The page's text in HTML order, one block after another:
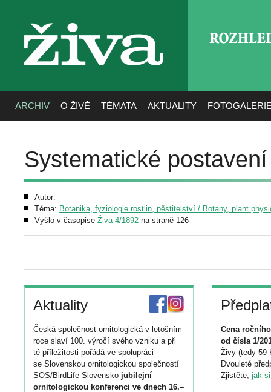
živa
ARCHIV O ŽIVĚ TÉMATA AKTUALITY
Systematické
Autor:
Téma: Botanika, fyziologie rostlin, pěstitelství / Botany, plant
Vyšlo v časopise Živa 4/1892 na straně 126
Aktuality
Česká společnost ornitologická v letošním
roce slaví 100. výročí svého vzniku a při
té příležitosti pořádá ve spolupráci
se Slovenskou ornitologickou společností
SOS/BirdLife Slovensko jubilejní
ornitologickou konferenci ve dnech 16.–
Cena
od čísla 1/
Živy (tedy 59
Dvouleté
Zjistěte, jak